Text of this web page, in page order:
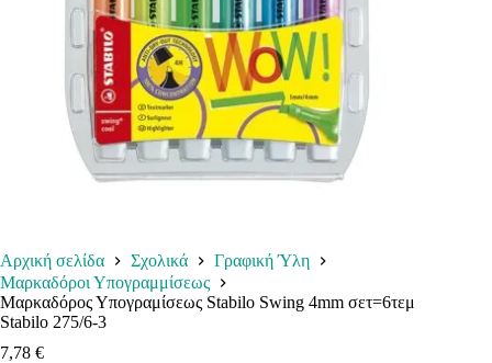
Αρχική σελίδα Σχολικά
Γραφική Ύλη
Μαρκαδόροι Υπογραμμίσεως
Μαρκαδόρος Υπογραμίσεως Stabilo Swing 4mm σετ=6τεμ
Stabilo 275/6-3
7,78 €